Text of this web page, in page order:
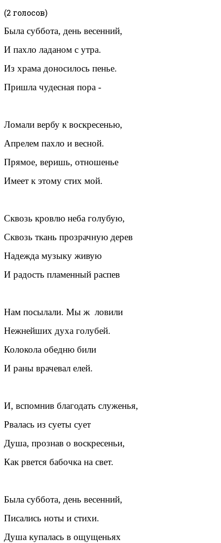
(2 голосов)
Была суббота, день весенний,
И пахло ладаном с утра.
Из храма доносилось пенье.
Пришла чудесная пора -
Ломали вербу к воскресенью,
Апрелем пахло и весной.
Прямое, веришь, отношенье
Имеет к этому стих мой.
Сквозь кровлю неба голубую,
Сквозь ткань прозрачную дерев
Надежда музыку живую
И радость пламенный распев
Нам посылали. Мы ж ловили
Нежнейших духа голубей.
Колокола обедню били
И раны врачевал елей.
И, вспомнив благодать служенья,
Рвалась из суеты сует
Душа, прознав о воскресеньи,
Как рвется бабочка на свет.
Была суббота, день весенний,
Писались ноты и стихи.
Душа купалась в ощущеньях